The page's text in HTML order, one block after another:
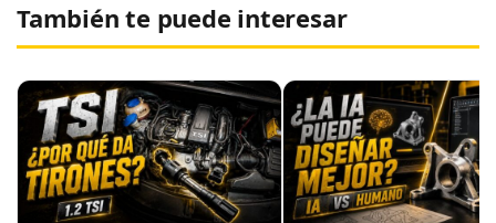
También te puede interesar